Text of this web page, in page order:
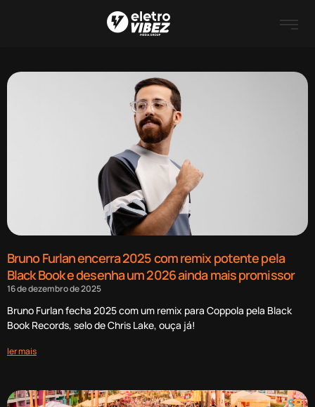
Bruno Furlan encerra 2025 com remix potente pela
Black Book e desenha um 2026 ainda mais promissor
16 de dezembro de 2025
Bruno Furlan fecha 2025 com um remix para Coppola pela Black
Book Records, selo de Chris Lake, ouça já!
ler mais